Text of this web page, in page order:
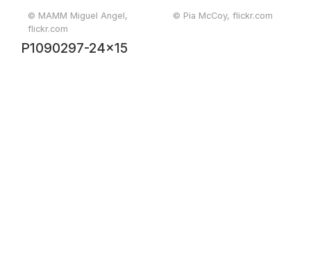
#cityscape #view
© MAMM Miguel Angel,
flickr.com
P1090297-24x15
© Pia McCoy, flickr.com